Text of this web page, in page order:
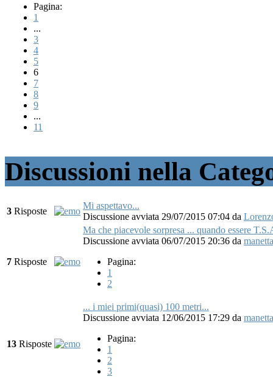
Pagina:
1
...
3
4
5
6
7
8
9
...
11
Discussioni nella
3 Risposte
Mi aspettavo...
Discussione avviata 29/07/2015 07:04 da
7 Risposte
Ma che piacevole sorpresa ... quando essere
Discussione avviata 06/07/2015 20:36 da manetta
Pagina:
1
2
13 Risposte
... i miei primi(quasi) 100 metri...
Discussione avviata 12/06/2015 17:29 da manetta
Pagina:
1
2
3